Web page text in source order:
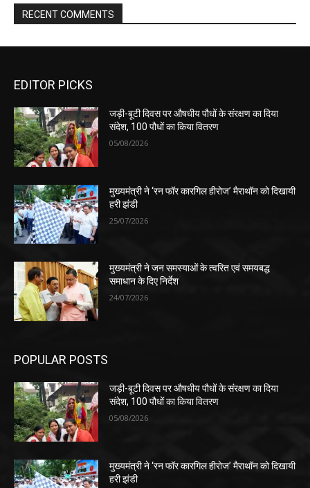
RECENT COMMENTS
EDITOR PICKS
जड़ी-बूटी दिवस पर औषधीय पौधों के संरक्षण का दिया
संदेश, 100 पौधों का किया वितरण
05/08/2026
मुख्यमंत्री ने ‘रन फॉर कारगिल हीरोज’ मैराथॉन को दिखायी
हरी झंडी
25/07/2026
मुख्यमंत्री ने जन समस्याओं के त्वरित एवं समयबद्ध
समाधान के दिए निर्देश
24/07/2026
POPULAR POSTS
जड़ी-बूटी दिवस पर औषधीय पौधों के संरक्षण का दिया
संदेश, 100 पौधों का किया वितरण
05/08/2026
मुख्यमंत्री ने ‘रन फॉर कारगिल हीरोज’ मैराथॉन को दिखायी
हरी झंडी